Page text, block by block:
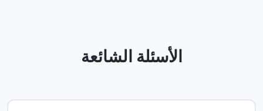
الأسئلة الشائعة